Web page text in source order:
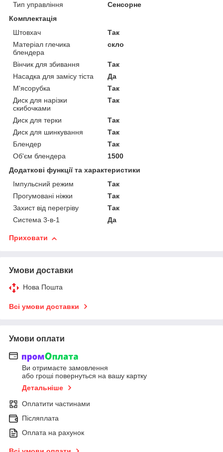
Тип управління
Сенсорне
Комплектація
Штовхач
Так
Матеріал глечика
блендера
скло
Вінчик для збивання
Так
Насадка для замісу тіста
Да
М'ясорубка
Так
Диск для нарізки
скибочками
Так
Диск для терки
Так
Диск для шинкування
Так
Блендер
Так
Об'єм блендера
1500
Додаткові функції та характеристики
Імпульсний режим
Так
Прогумовані ніжки
Так
Захист від перегріву
Так
Система 3-в-1
Да
Приховати
Умови доставки
Нова Пошта
Всі умови доставки
Умови оплати
Ви отримаєте замовлення
або гроші повернуться на вашу картку
Детальніше
Оплатити частинами
Післяплата
Оплата на рахунок